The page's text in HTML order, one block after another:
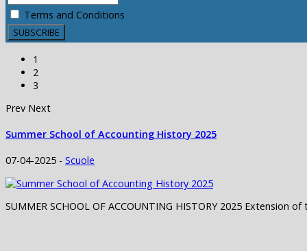
Terms and Conditions
1
2
3
Prev Next
Summer School of Accounting History 2025
07-04-2025 - Scuole
SUMMER SCHOOL OF ACCOUNTING HISTORY 2025 Extension